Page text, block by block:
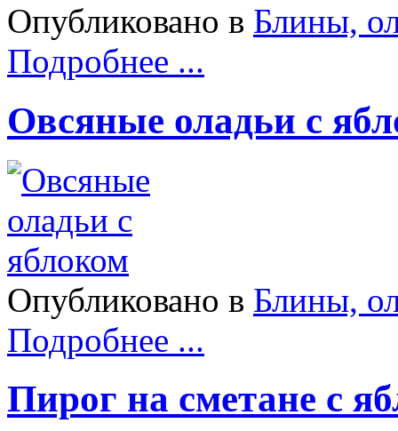
Опубликовано в Блины,
Подробнее ...
Овсяные оладьи с
Опубликовано в Блины,
Подробнее ...
Пирог на сметане с